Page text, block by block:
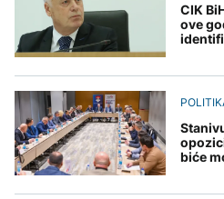
CIK
ove
biće